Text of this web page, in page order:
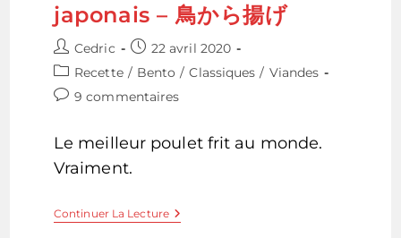
japonais – 鳥から揚げ
Auteur/autrice
de
la
publication :
Cedric
Publication
publiée :
22 avril 2020
Post
category:
Recette / Bento / Classiques / Viandes
Commentaires
publication :
9 commentaires
Le meilleur poulet frit au monde.
Vraiment.
Continuer La LectureKaraage
–